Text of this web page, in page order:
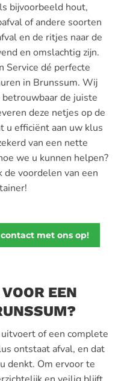
bijvoorbeeld hout,
of andere soorten
en de ritjes naar de
en omslachtig zijn.
Service dé perfecte
in Brunssum. Wij
de juiste
deze netjes op de
u efficiënt aan uw klus
van een nette
we u kunnen helpen?
de voordelen van een
met ons op!
EEN
of een complete
ontstaat afval, en dat
denkt. Om ervoor te